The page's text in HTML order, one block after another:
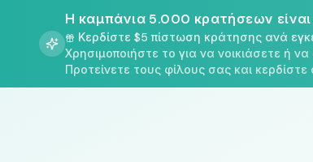
Η καμπάνια 5.000 κρατήσεων
Κερδίστε $5 πίστωση κράτησης ανά
Χρησιμοποιήστε το για να νοικιάσετε ή
Προτείνετε τους φίλους σας και